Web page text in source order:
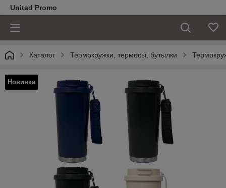
Unitad Promo
Каталог Термокружки, термосы, бутылки
Новинка